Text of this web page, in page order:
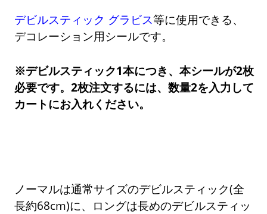
デビルスティック グラビス等に使用できる、
デコレーション用シールです。
※デビルスティック1本につき、本シールが2枚
必要です。2枚注文するには、数量2を入力して
カートにお入れください。
ノーマルは通常サイズのデビルスティック(全
長約68cm)に、ロングは長めのデビルスティッ